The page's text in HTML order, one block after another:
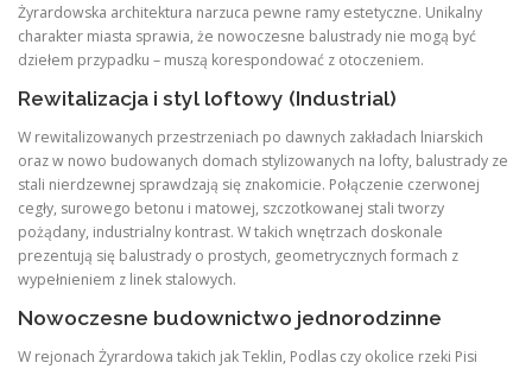
Żyrardowska architektura narzuca pewne ramy estetyczne. Unikalny
charakter miasta sprawia, że nowoczesne balustrady nie mogą być
dziełem przypadku – muszą korespondować z otoczeniem.
Rewitalizacja i styl loftowy (Industrial)
W rewitalizowanych przestrzeniach po dawnych zakładach lniarskich
oraz w nowo budowanych domach stylizowanych na lofty, balustrady ze
stali nierdzewnej sprawdzają się znakomicie. Połączenie czerwonej
cegły, surowego betonu i matowej, szczotkowanej stali tworzy
pożądany, industrialny kontrast. W takich wnętrzach doskonale
prezentują się balustrady o prostych, geometrycznych formach z
wypełnieniem z linek stalowych.
Nowoczesne budownictwo jednorodzinne
W rejonach Żyrardowa takich jak Teklin, Podlas czy okolice rzeki Pisi